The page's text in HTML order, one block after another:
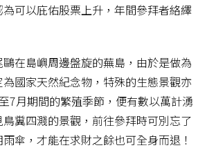
為可以庇佑股票上升，年間參拜者絡繹
在島嶼周邊盤旋的蕪島，由於是做為
國家天然紀念物，特殊的生態景觀亦
7月期間的繁殖季節，便有數以萬計湧
糞四濺的景觀，前往參拜時可別忘了
傘，才能在求財之餘也可全身而退！